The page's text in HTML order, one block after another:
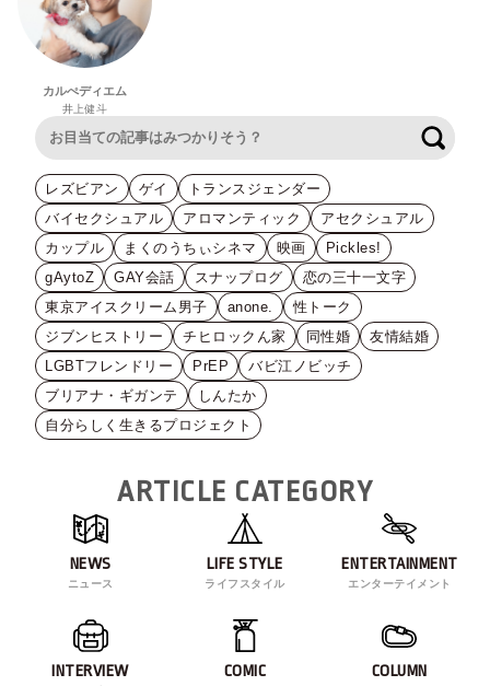
カルぺディエム
井上健斗
レズビアン ゲイ
トランスジェンダー
バイセクシュアル
アロマンティック
アセクシュアル
カップル
まくのうちぃシネマ 映画
Pickles!
gAytoZ
GAY会話 スナップログ
恋の三十一文字
東京アイスクリーム男子
anone.
性トーク
ジブンヒストリー
チヒロックん家 同性婚
友情結婚
LGBTフレンドリー
PrEP
バビ江ノビッチ
ブリアナ・ギガンテ
しんたか
自分らしく生きるプロジェクト
ARTICLE CATEGORY
NEWS
ニュース
LIFE STYLE
ライフスタイル
ENTERTAINMENT
エンターテイメント
INTERVIEW COMIC COLUMN